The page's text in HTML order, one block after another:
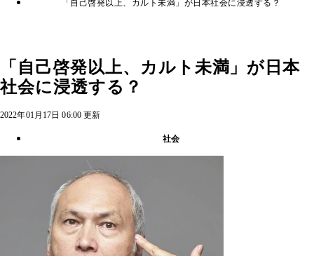
「自己啓発以上、カルト未満」が日本社会に浸透する？
「自己啓発以上、カルト未満」が日本
社会に浸透する？
2022年01月17日 06:00 更新
社会